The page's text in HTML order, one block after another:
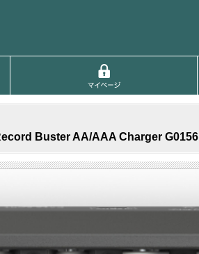
Buster AA/AAA Charger G0156